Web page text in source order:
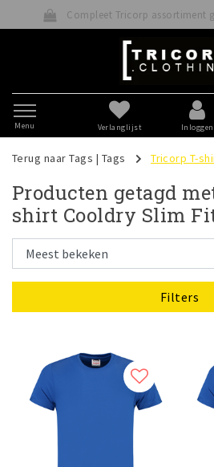
Compleet Tricorp assortiment
Menu Verlanglijst Inloggen
Terug naar Tags | Tags Tricorp T-
Producten getagd
shirt Cooldry Slim
Filters